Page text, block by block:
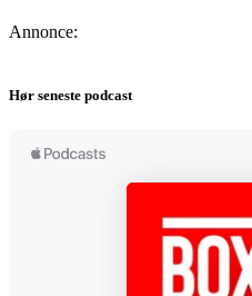
Annonce:
Hør seneste podcast